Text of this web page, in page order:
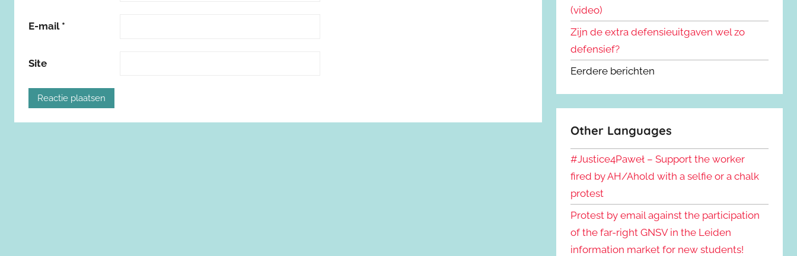
E-mail *
Site
(video)
Zijn de extra defensieuitgaven wel zo
defensief?
Eerdere berichten
Other Languages
#Justice4Paweł – Support the worker
fired by AH/Ahold with a selfie or a chalk
protest
Protest by email against the participation
of the far-right GNSV in the Leiden
information market for new students!